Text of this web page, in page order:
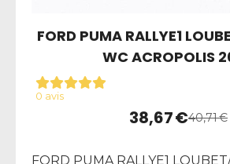
FORD PUMA RALLYE1
WC ACROPOLIS
0 avis
38,67€40,71€
FORD PUMA RALLYE1